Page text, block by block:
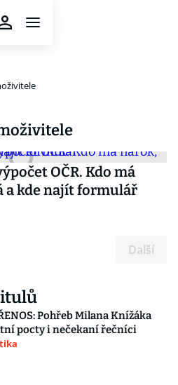
OČR. Kdo má
a kde najít formulář
Další
Pohřeb Milana Knížáka
pocty i nečekaní řečníci